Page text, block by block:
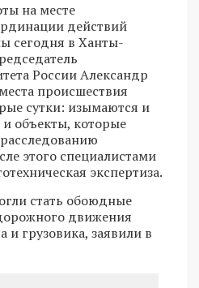
на месте
действий
сегодня в Ханты-
России Александр
происшествия
сутки: изымаются и
объекты, которые
этого специалистами
экспертиза.
стать обоюдные
движения
и грузовика, заявили в